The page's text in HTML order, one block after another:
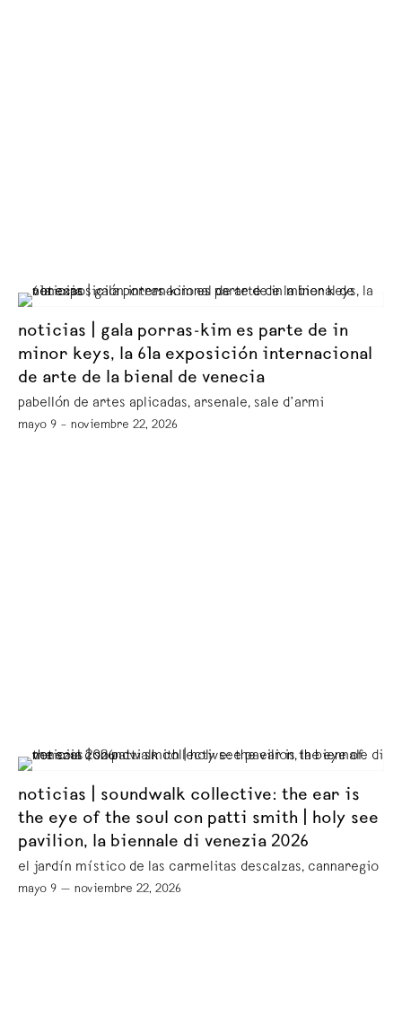
noticias | gala porras-kim es parte de in
minor keys, la 61a exposición internacional
de arte de la bienal de venecia
pabellón de artes aplicadas, arsenale, sale d’armi
mayo 9 – noviembre 22, 2026
noticias | soundwalk collective: the ear is
the eye of the soul con patti smith | holy see
pavilion, la biennale di venezia 2026
el jardín místico de las carmelitas descalzas, cannaregio
mayo 9 — noviembre 22, 2026